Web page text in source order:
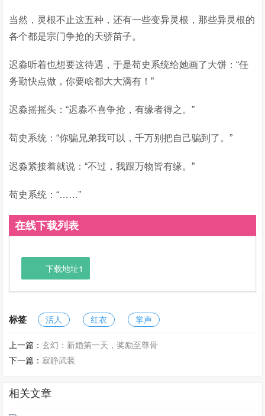
当然，灵根不止这五种，还有一些变异灵根，那些异灵根的
各个都是宗门争抢的天骄苗子。
迟淼听着也想要这待遇，于是苟史系统给她画了大饼：“任
务勤快点做，你要啥都大大滴有！”
迟淼摇摇头：“迟淼不喜争抢，有缘者得之。”
苟史系统：“你骗兄弟我可以，千万别把自己骗到了。”
迟淼紧接着就说：“不过，我跟万物皆有缘。”
苟史系统：“……”
在线下载列表
下载地址1
标签 活人 红衣 掌声
上一篇：玄幻：新婚第一天，奖励至尊骨
下一篇： 寂静武装
相关文章